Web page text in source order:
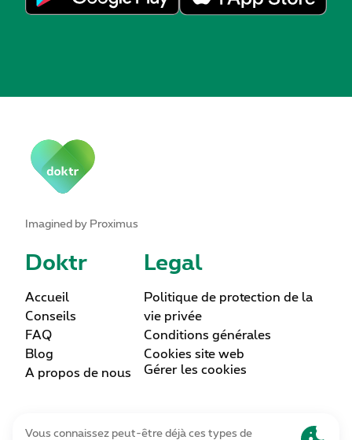
Imagined by Proximus
Doktr
Accueil
Conseils
FAQ
Blog
A propos de nous
Legal
Politique de protection de la
vie privée
Conditions générales
Cookies site web
Gérer les cookies
Lettre d’information